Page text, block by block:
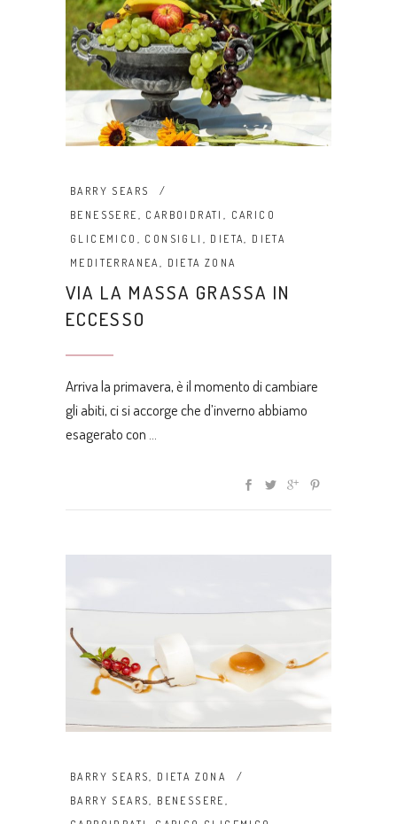
BARRY SEARS
BENESSERE , CARBOIDRATI , CARICO
GLICEMICO , CONSIGLI , DIETA, DIETA
MEDITERRANEA, DIETA ZONA
VIA LA MASSA GRASSA IN
ECCESSO
Arriva la primavera, è il momento di cambiare
gli abiti, ci si accorge che d’inverno abbiamo
esagerato con
BARRY SEARS, DIETA ZONA
BARRY SEARS, BENESSERE ,